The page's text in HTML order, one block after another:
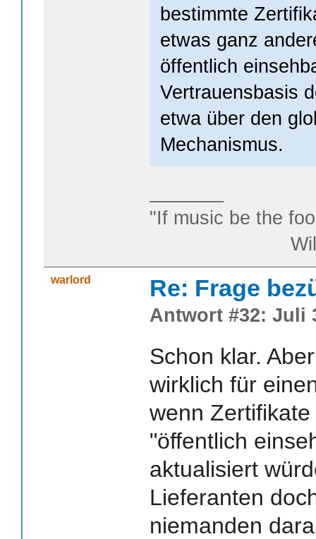
bestimmte
etwas ganz
öffentlich
Vertrauensbasis
etwa über den
Mechanismus.
"If music be the
William
warlord Re: Frage
Antwort #32: Juli
Schon klar.
wirklich für
wenn
"öffentlich
aktualisiert
Lieferanten
niemanden